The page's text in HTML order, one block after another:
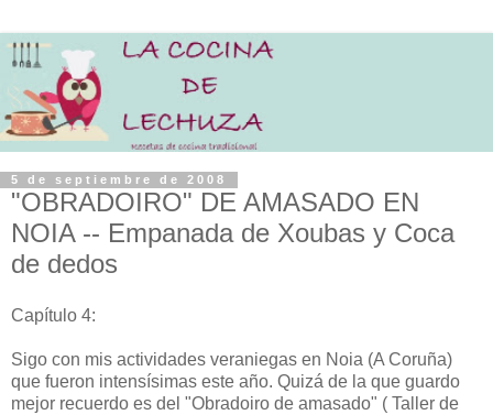
5 de septiembre de 2008
"OBRADOIRO" DE AMASADO EN
NOIA -- Empanada de Xoubas y Coca
de dedos
Capítulo 4:
Sigo con mis actividades veraniegas en Noia (A Coruña)
que fueron intensísimas este año. Quizá de la que guardo
mejor recuerdo es del "Obradoiro de amasado" ( Taller de